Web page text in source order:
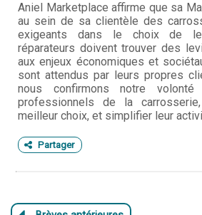
Aniel Marketplace affirme que sa
au sein de sa clientèle des
exigeants dans le choix de
réparateurs doivent trouver des
aux enjeux économiques et
sont attendus par leurs propres
nous confirmons notre
professionnels de la
meilleur choix, et simplifier leur
Partager